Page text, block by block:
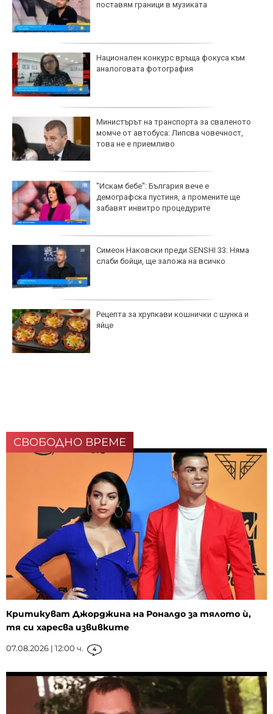
поставям граници в музиката
Национален конкурс връща фокуса към
аналоговата фотография
Министърът на транспорта за сваленото
момче от автобуса: Липсва човечност,
това не е приемливо
"Искам бебе": България вече е
демографска пустиня, а промените ще
забавят инвитро процедурите
Симеон Наковски преди SENSHI 33: Няма
слаби бойци, ще заложа на всичко
Рецепта за хрупкави кошнички с шунка и
яйце
СВОБОДНО ВРЕМЕ
Критикуват Джорджина на Роналдо за тялото ѝ,
тя си харесва извивките
07.08.2026 | 12:00 ч. 4